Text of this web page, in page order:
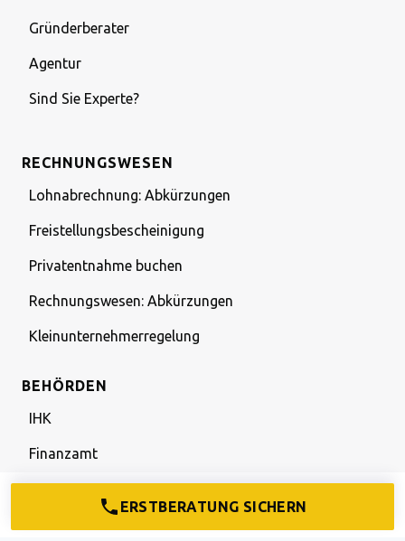
Gründerberater
Agentur
Sind Sie Experte?
RECHNUNGSWESEN
Lohnabrechnung: Abkürzungen
Freistellungsbescheinigung
Privatentnahme buchen
Rechnungswesen: Abkürzungen
Kleinunternehmerregelung
BEHÖRDEN
IHK
Finanzamt
Bank
ERSTBERATUNG SICHERN